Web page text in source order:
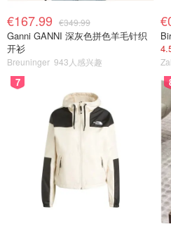
€167.99 €349.99
Ganni GANNI 深灰色拼色羊毛针织
开衫
Breuninger 943人感兴趣
7